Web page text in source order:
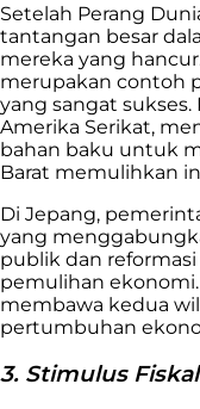
Setelah Perang
tantangan besar
mereka yang
merupakan contoh
yang sangat
Amerika Serikat,
bahan baku untuk
Barat memulihkan
Di Jepang,
yang
publik dan
pemulihan
membawa kedua
pertumbuhan
3. Stimulus